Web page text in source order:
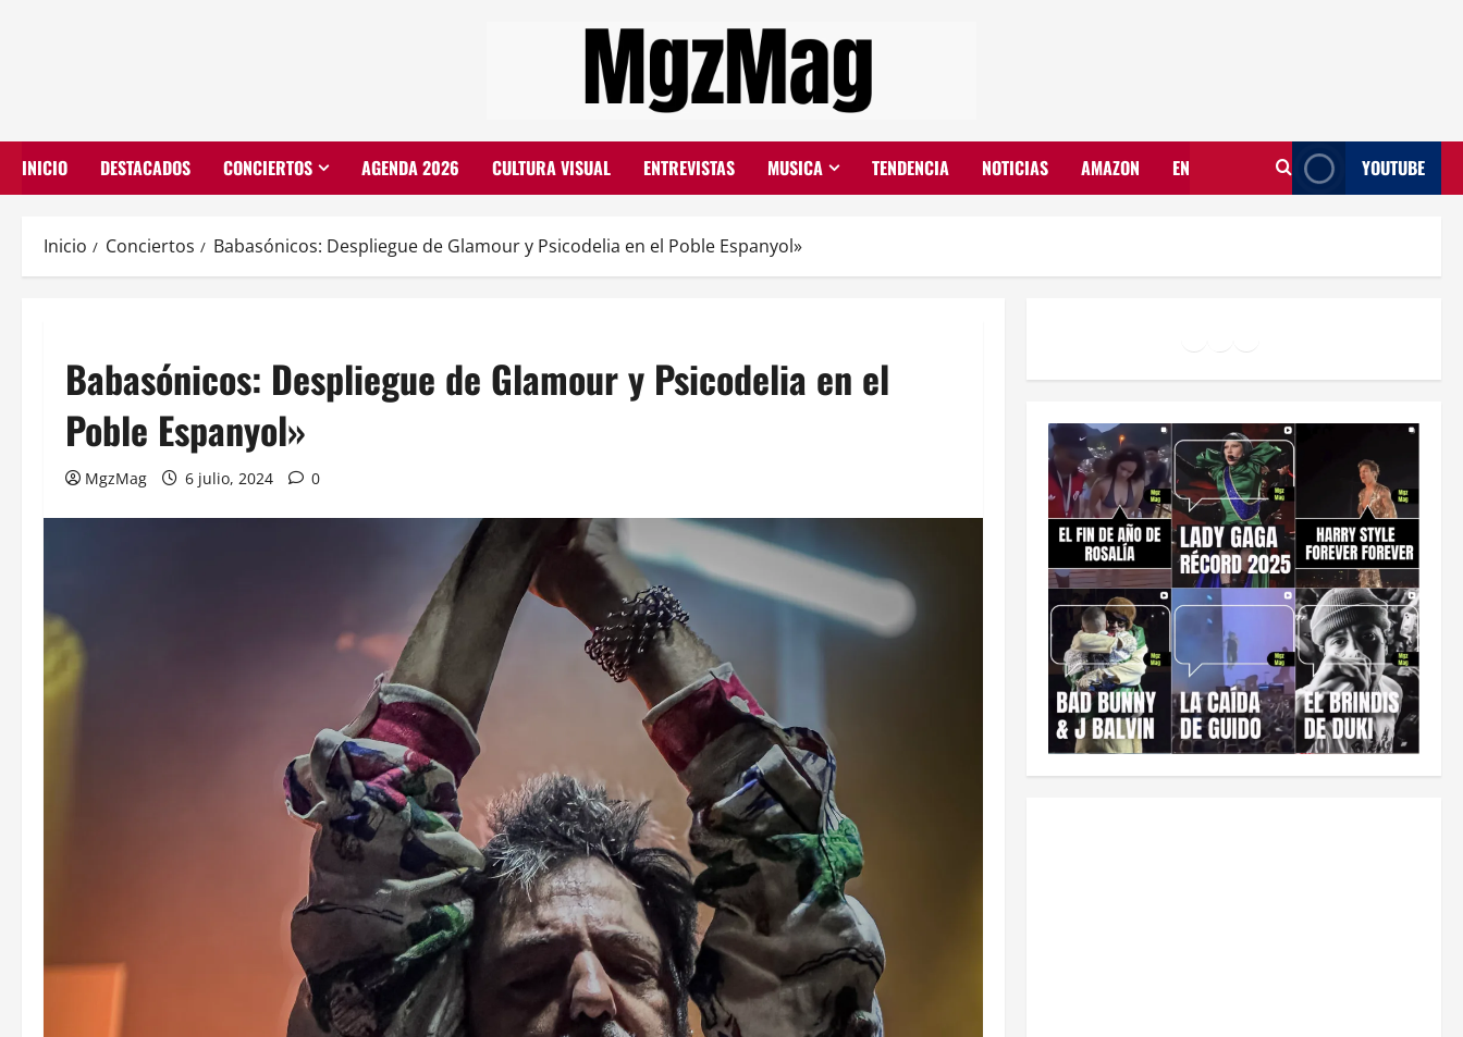
INICIO DESTACADOS CONCIERTOS AGENDA 2026 CULTURA VISUAL ENTREVISTAS MUSICA TENDENCIA NOTICIAS AMAZON EN YOUTUBE
Inicio Conciertos Babasónicos: Despliegue de Glamour y Psicodelia en el Poble Espanyol»
Babasónicos: Despliegue de Glamour y Psicodelia en el
Poble Espanyol»
MgzMag 6 julio, 2024 0